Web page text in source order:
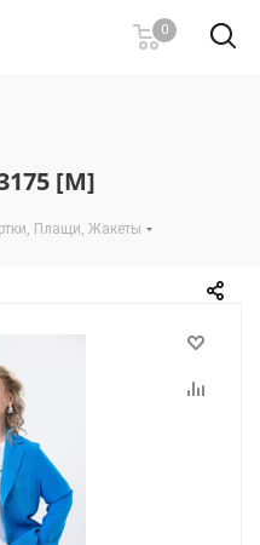
0
[М]
Плащи, Жакеты